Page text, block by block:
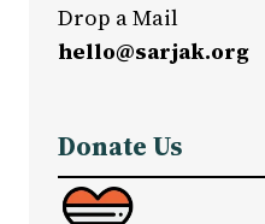
Drop a Mail
hello@sarjak.org
Donate Us